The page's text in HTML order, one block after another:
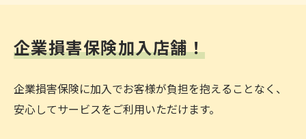
企業損害保険加入店舗！
企業損害保険に加入でお客様が負担を抱えることなく、
安心してサービスをご利用いただけます。